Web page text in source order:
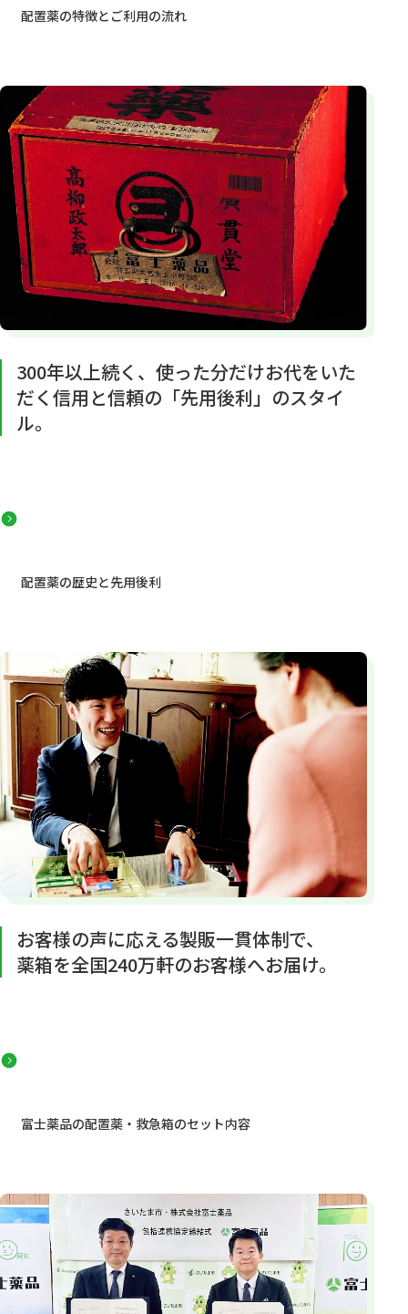
配置薬の特徴とご利用の流れ
300年以上続く、使った分だけお代をいた
だく信用と信頼の「先用後利」のスタイ
ル。
配置薬の歴史と先用後利
お客様の声に応える製販一貫体制で、
薬箱を全国240万軒のお客様へお届け。
富士薬品の配置薬・救急箱のセット内容